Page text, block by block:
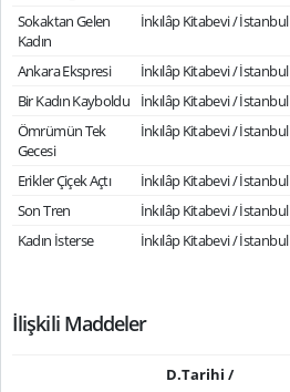
Sokaktan Gelen
Kadın
İnkılâp Kitabevi / İstanbul
Ankara Ekspresi İnkılâp Kitabevi / İstanbul
Bir Kadın Kayboldu
İnkılâp Kitabevi / İstanbul
Ömrümün Tek
Gecesi
İnkılâp Kitabevi / İstanbul
Erikler Çiçek Açtı İnkılâp Kitabevi / İstanbul
Son Tren
İnkılâp Kitabevi / İstanbul
Kadın İsterse
İnkılâp Kitabevi / İstanbul
İlişkili Maddeler
D.Tarihi /